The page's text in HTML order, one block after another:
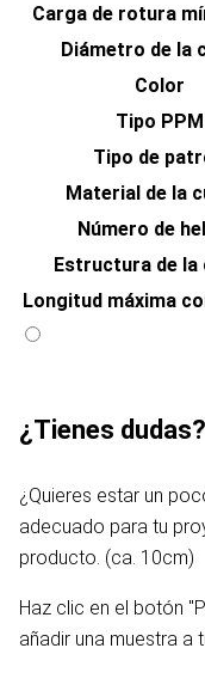
Carga de rotura
Diámetro de la
Color
Tipo PPM
Tipo de
Material de la
Número de
Estructura de la
Longitud máxima
¿Tienes
¿Quieres estar un
adecuado para tu
producto. (ca. 10cm)
Haz clic en el botón
añadir una muestra a